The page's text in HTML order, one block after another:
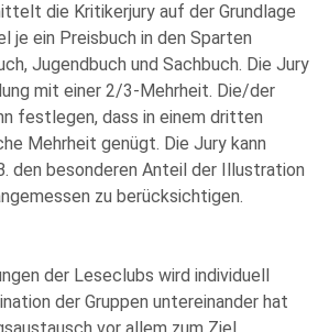
die Kritikerjury auf der Grundlage
je ein Preisbuch in den Sparten
Jugendbuch und Sachbuch. Die Jury
mit einer 2/3-Mehrheit. Die/der
festlegen, dass in einem dritten
Mehrheit genügt. Die Jury kann
den besonderen Anteil der Illustration
zu berücksichtigen.
der Leseclubs wird individuell
der Gruppen untereinander hat